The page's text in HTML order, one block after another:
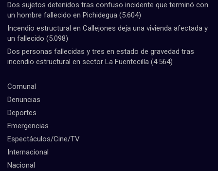
Dos sujetos detenidos tras confuso incidente que terminó con
un hombre fallecido en Pichidegua (5.604)
Incendio estructural en Callejones deja una vivienda afectada y
un fallecido (5.098)
Dos personas fallecidas y tres en estado de gravedad tras
incendio estructural en sector La Fuentecilla (4.564)
Comunal
Denuncias
Deportes
Emergencias
Espectáculos/Cine/TV
Internacional
Nacional